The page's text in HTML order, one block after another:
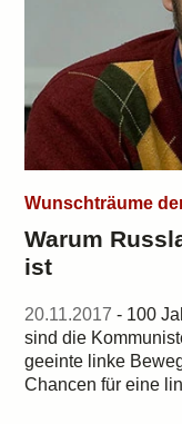
Wunschträume
Warum
ist
20.11.2017 - 100
sind die
geeinte linke
Chancen für eine